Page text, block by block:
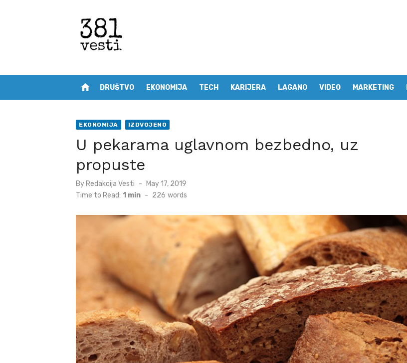
home DRUŠTVO EKONOMIJA TECH KARIJERA LAGANO VIDEO MARKETING
EKONOMIJA IZDVOJENO
U pekarama uglavnom bezbedno, uz
propuste
By Redakcija Vesti
Posted
on
May 17, 2019
Time to Read: 1 min - 226 words